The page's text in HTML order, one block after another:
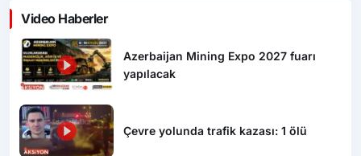
Video Haberler
Azerbaijan Mining Expo 2027 fuarı
yapılacak
Çevre yolunda trafik kazası: 1 ölü